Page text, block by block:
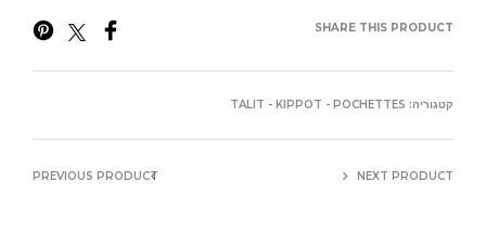
SHARE THIS PRODUCT
קטגוריה: TALIT - KIPPOT - POCHETTES
PREVIOUS PRODUCT NEXT PRODUCT